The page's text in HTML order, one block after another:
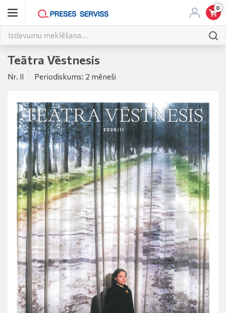
0
Teātra Vēstnesis
Nr. II Periodiskums: 2 mēneši